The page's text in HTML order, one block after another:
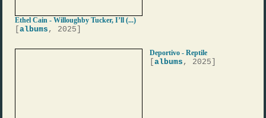
Ethel Cain - Willoughby Tucker, I’ll (...)
[albums , 2025]
Deportivo - Reptile
[albums , 2025]